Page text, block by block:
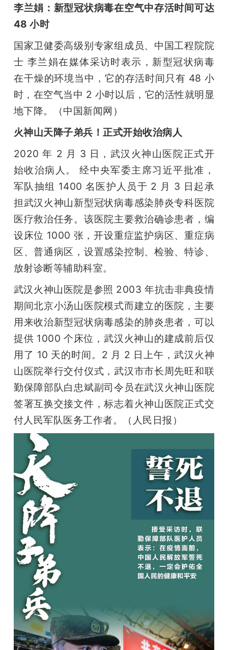
李兰娟：新型冠状病毒在空气中存活时间可达
48 小时
国家卫健委高级别专家组成员、中国工程院院
士 李兰娟在媒体采访时表示，新型冠状病毒
在干燥的环境当中，它的存活时间只有 48 小
时，在空气当中 2 小时以后，它的活性就明显
地下降。（中国新闻网）
火神山天降子弟兵！正式开始收治病人
2020 年 2 月 3 日，武汉火神山医院正式开
始收治病人。 经中央军委主席习近平批准，
军队抽组 1400 名医护人员于 2 月 3 日起承
担武汉火神山新型冠状病毒感染肺炎专科医院
医疗救治任务。该医院主要救治确诊患者，编
设床位 1000 张，开设重症监护病区、重症病
区、普通病区，设置感染控制、检验、特诊、
放射诊断等辅助科室。
武汉火神山医院是参照 2003 年抗击非典疫情
期间北京小汤山医院模式而建立的医院，主要
用来收治新型冠状病毒感染的肺炎患者，可以
提供 1000 个床位，武汉火神山的建成前后仅
用了 10 天的时间。2 月 2 日上午，武汉火神
山医院举行交付仪式，武汉市市长周先旺和联
勤保障部队白忠斌副司令员在武汉火神山医院
签署互换交接文件，标志着火神山医院正式交
付人民军队医务工作者。（人民日报）